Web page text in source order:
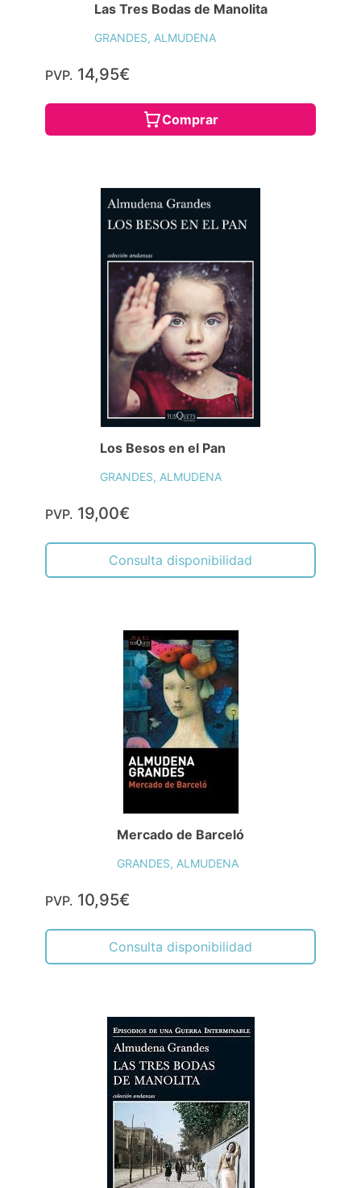
Las Tres Bodas de Manolita
GRANDES, ALMUDENA
PVP. 14,95€
Comprar
Los Besos en el Pan
GRANDES, ALMUDENA
PVP. 19,00€
Consulta disponibilidad
Mercado de Barceló
GRANDES, ALMUDENA
PVP. 10,95€
Consulta disponibilidad